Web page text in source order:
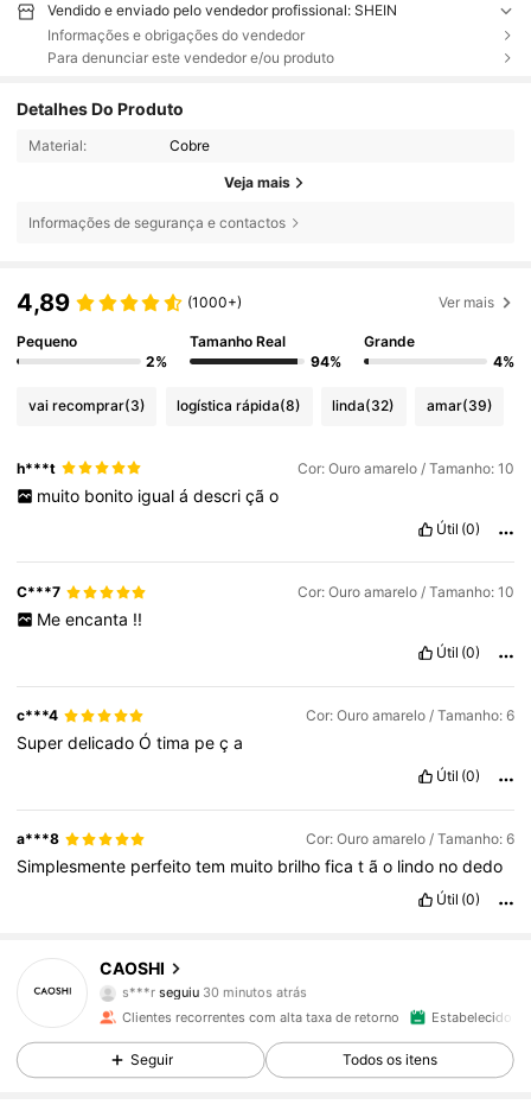
Vendido e enviado pelo vendedor profissional: SHEIN
Informações e obrigações do vendedor
Para denunciar este vendedor e/ou produto
Detalhes Do Produto
Material: Cobre
Veja mais
Informações de segurança e contactos
4,89 (1000+) Ver mais
Pequeno
2%
Tamanho Real
94%
Grande
4%
vai recomprar(3) logística rápida(8) linda(32) amar(39)
h***t Cor: Ouro amarelo / Tamanho: 10
muito bonito igual á descri çã o
Útil (0)
C***7 Cor: Ouro amarelo / Tamanho: 10
Me encanta !!
Útil (0)
c***4 Cor: Ouro amarelo / Tamanho: 6
SuperdelicadoÓtima peça
Útil (0)
a***8 Cor: Ouro amarelo / Tamanho: 6
Simplesmente perfeitotem muito brilhoficatão lindo nodedo
Útil (0)
CAOSHI
s***rseguiu
a***5 está a navegar
4,89
65K Seguidores
Clientes recorrentes com alta taxa de retorno Estabelecido
Seguir Todos os itens